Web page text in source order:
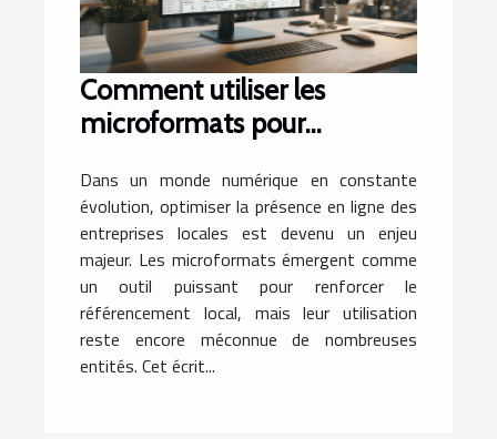
Comment utiliser les
microformats pour
local des entreprises
Dans un monde numérique en constante
évolution, optimiser la présence en ligne des
entreprises locales est devenu un enjeu
majeur. Les microformats émergent comme
un outil puissant pour renforcer le
référencement local, mais leur utilisation
reste encore méconnue de nombreuses
entités. Cet écrit...